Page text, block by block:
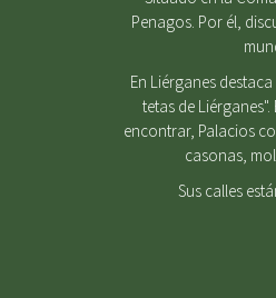
Penagos. Por él,
En Liérganes
tetas de
encontrar, Palacios
casonas,
Sus calles